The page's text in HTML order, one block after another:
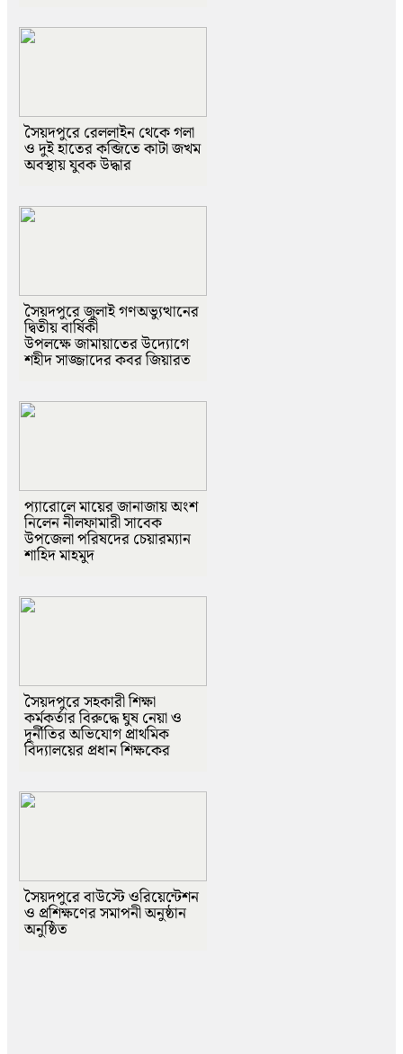
সৈয়দপুরে রেললাইন থেকে গলা
ও দুই হাতের কব্জিতে কাটা জখম
অবস্থায় যুবক উদ্ধার
সৈয়দপুরে জুলাই গণঅভ্যুত্থানের
দ্বিতীয় বার্ষিকী
উপলক্ষে জামায়াতের উদ্যোগে
শহীদ সাজ্জাদের কবর জিয়ারত
প্যারোলে মায়ের জানাজায় অংশ
নিলেন নীলফামারী সাবেক
উপজেলা পরিষদের চেয়ারম্যান
শাহিদ মাহমুদ
সৈয়দপুরে সহকারী শিক্ষা
কর্মকর্তার বিরুদ্ধে ঘুষ নেয়া ও
দূর্নীতির অভিযোগ প্রাথমিক
বিদ্যালয়ের প্রধান শিক্ষকের
সৈয়দপুরে বাউস্টে ওরিয়েন্টেশন
ও প্রশিক্ষণের সমাপনী অনুষ্ঠান
অনুষ্ঠিত